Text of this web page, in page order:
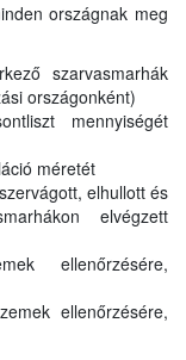
országnak meg
szarvasmarhák
országonként)
mennyiségét
méretét
elhullott és
elvégzett
ellenőrzésére,
ellenőrzésére,